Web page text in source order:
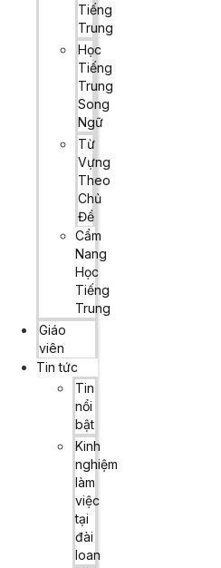
Tiếng
Trung
Học
Tiếng
Trung
Song
Ngữ
Từ
Vựng
Theo
Chủ
Đề
Cẩm
Nang
Học
Tiếng
Trung
Giáo
viên
Tin tức
Tin
nổi
bật
Kinh
nghiệm
làm
việc
tại
đài
loan